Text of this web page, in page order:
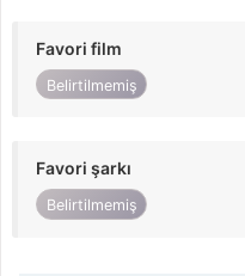
Favori film
Belirtilmemiş
Favori şarkı
Belirtilmemiş